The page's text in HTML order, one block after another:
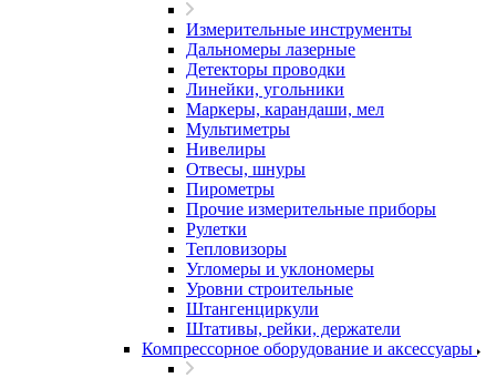
Измерительные инструменты
Дальномеры лазерные
Детекторы проводки
Линейки, угольники
Маркеры, карандаши, мел
Мультиметры
Нивелиры
Отвесы, шнуры
Пирометры
Прочие измерительные приборы
Рулетки
Тепловизоры
Угломеры и уклономеры
Уровни строительные
Штангенциркули
Штативы, рейки, держатели
Компрессорное оборудование и аксессуары